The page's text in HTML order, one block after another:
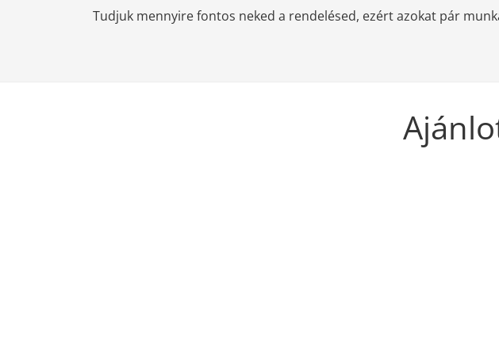
Tudjuk mennyire fontos neked a rendelésed, ezért azokat pár